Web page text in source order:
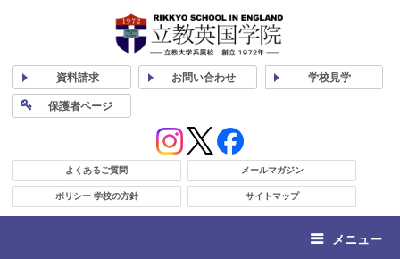
資料請求 お問い合わせ 学校見学
保護者ページ
よくあるご質問 メールマガジン
ポリシー 学校の方針 サイトマップ
メニュー